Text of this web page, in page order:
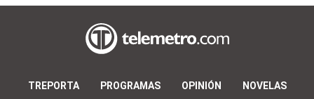
TREPORTA PROGRAMAS OPINIÓN NOVELAS